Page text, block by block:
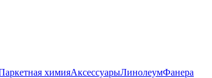
химияАксессуарыЛинолеумФанера